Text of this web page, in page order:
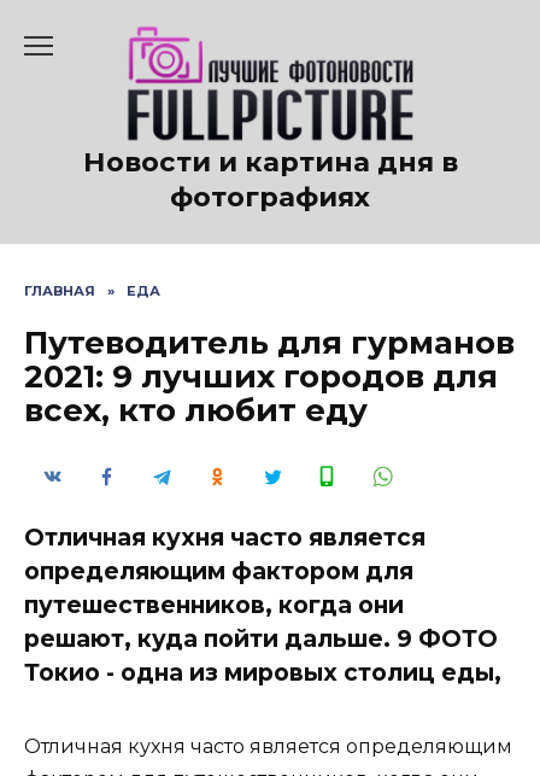
содержанию
Новости и картина дня в
фотографиях
ГЛАВНАЯ » ЕДА
Путеводитель для гурманов
2021: 9 лучших городов для
всех, кто любит еду
Отличная кухня часто является
определяющим фактором для
путешественников, когда они
решают, куда пойти дальше. 9 ФОТО
Токио - одна из мировых столиц еды,
Отличная кухня часто является определяющим